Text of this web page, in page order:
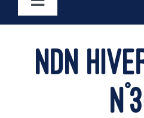
Toggle
Étapes de la vie
NDN